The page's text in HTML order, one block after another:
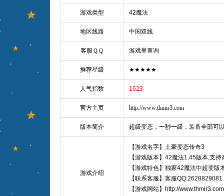
游戏类型 42魔法
地区线路 中国双线
客服ＱＱ 游戏里查询
推荐星级 ★★★★★
人气指数 1623
官方主页 http://www.thmir3.com
版本简介 超级变态，一秒一级，装备全部可
游戏介绍
【游戏名字】土豪变态传奇3
【游戏版本】42魔法1.45版本,支
【游戏特色】独家42魔法中超变版
【联系客服】客服QQ:2628829081
【游戏网站】http://www.thmir3.com